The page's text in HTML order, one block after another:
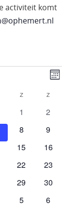
activiteit komt
Maand
ZZATERDAG
Z
0
1
0
2
0
8
0
9
0
15
0
16
0
22
0
23
0
29
0
30
0
5
0
6